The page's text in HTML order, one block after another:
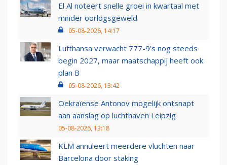
El Al noteert snelle groei in kwartaal met
minder oorlogsgeweld
05-08-2026, 14:17
Lufthansa verwacht 777-9’s nog steeds
begin 2027, maar maatschappij heeft ook
plan B
05-08-2026, 13:42
Oekraïense Antonov mogelijk ontsnapt
aan aanslag op luchthaven Leipzig
05-08-2026, 13:18
KLM annuleert meerdere vluchten naar
Barcelona door staking